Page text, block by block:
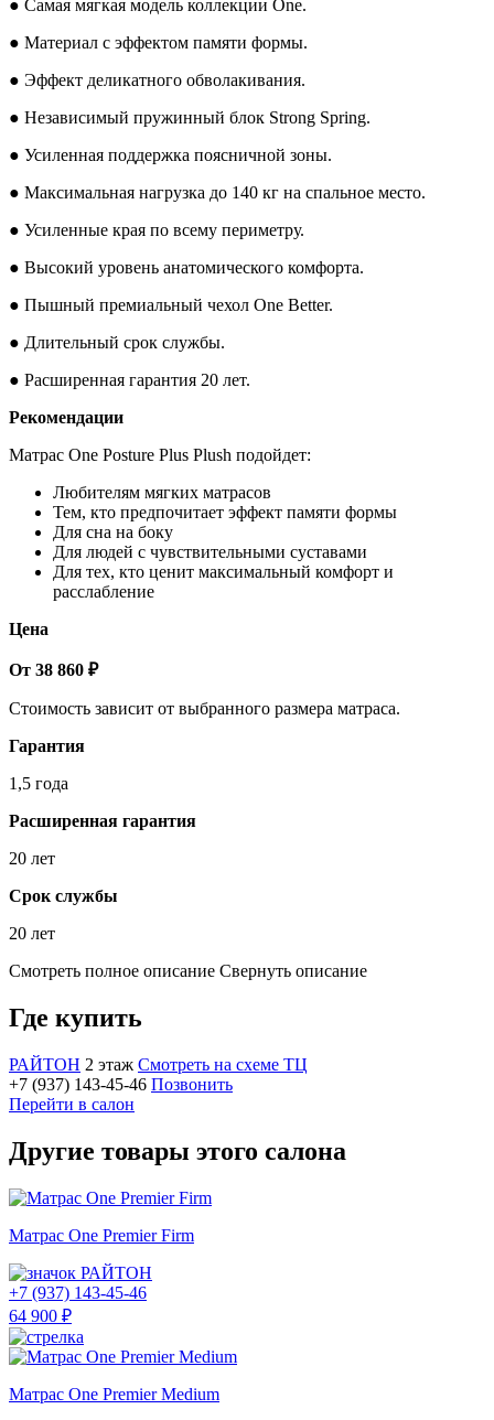
● Самая мягкая модель коллекции One.
● Материал с эффектом памяти формы.
● Эффект деликатного обволакивания.
● Независимый пружинный блок Strong Spring.
● Усиленная поддержка поясничной зоны.
● Максимальная нагрузка до 140 кг на спальное место.
● Усиленные края по всему периметру.
● Высокий уровень анатомического комфорта.
● Пышный премиальный чехол One Better.
● Длительный срок службы.
● Расширенная гарантия 20 лет.
Рекомендации
Матрас One Posture Plus Plush подойдет:
Любителям мягких матрасов
Тем, кто предпочитает эффект памяти формы
Для сна на боку
Для людей с чувствительными суставами
Для тех, кто ценит максимальный комфорт и
расслабление
Цена
От 38 860 ₽
Стоимость зависит от выбранного размера матраса.
Гарантия
1,5 года
Расширенная гарантия
20 лет
Срок службы
20 лет
Смотреть полное описание Свернуть описание
Где купить
РАЙТОН 2 этаж Смотреть на схеме ТЦ
+7 (937) 143-45-46 Позвонить
Перейти в салон
Другие товары этого салона
Матрас One Premier Firm
РАЙТОН
+7 (937) 143-45-46
64 900 ₽
Матрас One Premier Medium